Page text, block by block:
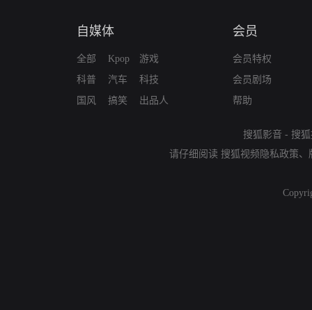
自媒体
全部
科普
国风
Kpop
汽车
搞笑
游戏
科技
出品人
会员
会员特权
会员剧场
帮助
搜狐影音 - 搜
请仔细阅读 搜狐视频隐私政策、